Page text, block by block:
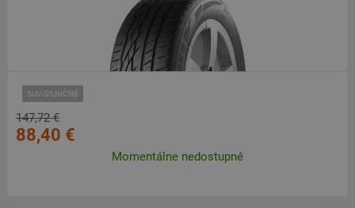
SUV-SILNIČNÉ
147,72 €
88,40 €
Momentálne nedostupné